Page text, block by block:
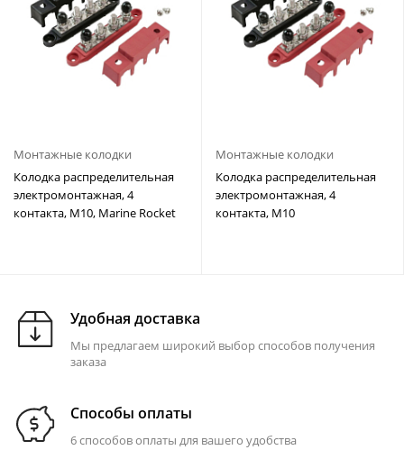
Монтажные колодки
Колодка распределительная
электромонтажная, 4
контакта, M10, Marine Rocket
Монтажные колодки
Колодка распределительная
электромонтажная, 4
контакта, M10
Удобная доставка
Мы предлагаем широкий выбор способов получения
заказа
Способы оплаты
6 способов оплаты для вашего удобства